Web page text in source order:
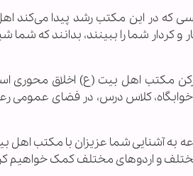
که در این مکتب رشد پیدا می‌کند
و کردار شما را ببینند، بدانند که
رکن مکتب اهل بیت (ع) اخلاق
کلاس درس، در فضای عمومی
به آشنایی شما عزیزان با مکتب اهل
مختلف و اردوهای مختلف کمک خواهیم